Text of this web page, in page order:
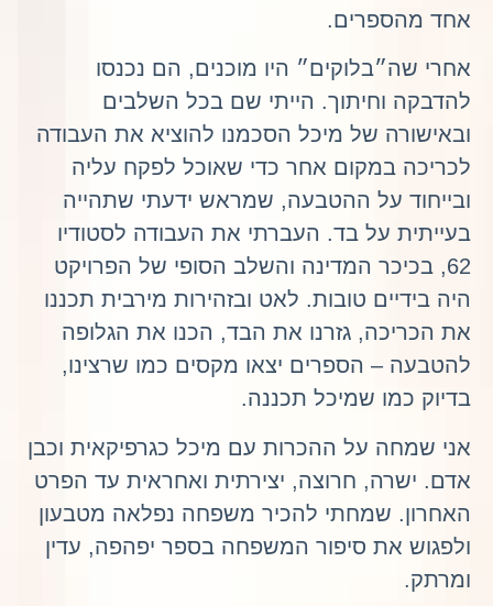
אחד מהספרים.
אחרי שה״בלוקים״ היו מוכנים, הם נכנסו
להדבקה וחיתוך. הייתי שם בכל השלבים
ובאישורה של מיכל הסכמנו להוציא את העבודה
לכריכה במקום אחר כדי שאוכל לפקח עליה
ובייחוד על ההטבעה, שמראש ידעתי שתהייה
בעייתית על בד. העברתי את העבודה לסטודיו
62, בכיכר המדינה והשלב הסופי של הפרויקט
היה בידיים טובות. לאט ובזהירות מירבית תכננו
את הכריכה, גזרנו את הבד, הכנו את הגלופה
להטבעה – הספרים יצאו מקסים כמו שרצינו,
בדיוק כמו שמיכל תכננה.
אני שמחה על ההכרות עם מיכל כגרפיקאית וכבן
אדם. ישרה, חרוצה, יצירתית ואחראית עד הפרט
האחרון. שמחתי להכיר משפחה נפלאה מטבעון
ולפגוש את סיפור המשפחה בספר יפהפה, עדין
ומרתק.